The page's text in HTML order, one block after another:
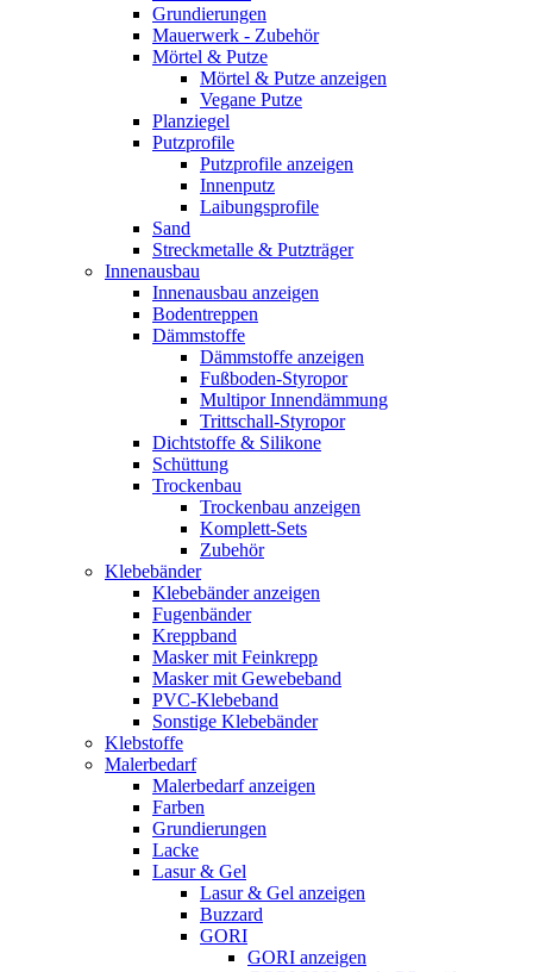
Grundierungen
Mauerwerk - Zubehör
Mörtel & Putze
Mörtel & Putze anzeigen
Vegane Putze
Planziegel
Putzprofile
Putzprofile anzeigen
Innenputz
Laibungsprofile
Sand
Streckmetalle & Putzträger
Innenausbau
Innenausbau anzeigen
Bodentreppen
Dämmstoffe
Dämmstoffe anzeigen
Fußboden-Styropor
Multipor Innendämmung
Trittschall-Styropor
Dichtstoffe & Silikone
Schüttung
Trockenbau
Trockenbau anzeigen
Komplett-Sets
Zubehör
Klebebänder
Klebebänder anzeigen
Fugenbänder
Kreppband
Masker mit Feinkrepp
Masker mit Gewebeband
PVC-Klebeband
Sonstige Klebebänder
Klebstoffe
Malerbedarf
Malerbedarf anzeigen
Farben
Grundierungen
Lacke
Lasur & Gel
Lasur & Gel anzeigen
Buzzard
GORI
GORI anzeigen